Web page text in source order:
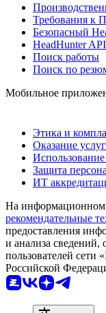
Требования к
Безопасный
HeadHunter API
Поиск работы
Поиск по
Мобильное
Этика и
Оказание услуг
Использование
Защита
ИТ
На информационном
рекомендательные
предоставления
и анализа сведений,
пользователей сети
Российской